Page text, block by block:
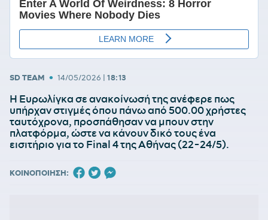
SD TEAM • 14/05/2026 | 18:13
Η Ευρωλίγκα σε ανακοίνωσή της ανέφερε πως
υπήρχαν στιγμές όπου πάνω από 500.00 χρήστες
ταυτόχρονα, προσπάθησαν να μπουν στην
πλατφόρμα, ώστε να κάνουν δικό τους ένα
εισιτήριο για το Final 4 της Αθήνας (22-24/5).
ΚΟΙΝΟΠΟΙΗΣΗ: